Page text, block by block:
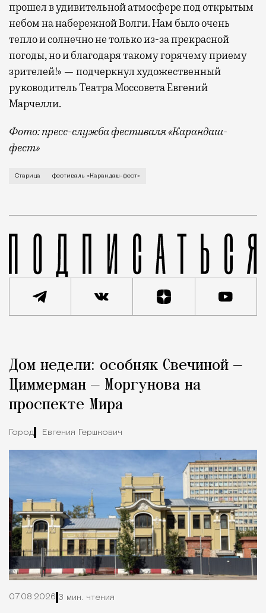
прошел в удивительной атмосфере под открытым
небом на набережной Волги. Нам было очень
тепло и солнечно не только из-за прекрасной
погоды, но и благодаря такому горячему приему
зрителей!» — подчеркнул художественный
руководитель Театра Моссовета Евгений
Марчелли.
Фото: пресс-служба фестиваля «Карандаш-
фест»
В минувший уикенд маленькая Старица в
Старица фестиваль «Карандаш-фест»
Город
Дом недели: особняк Свечиной —
Циммерман — Моргунова на
проспекте Мира
Город Евгения Гершкович
07.08.2026 3 мин. чтения